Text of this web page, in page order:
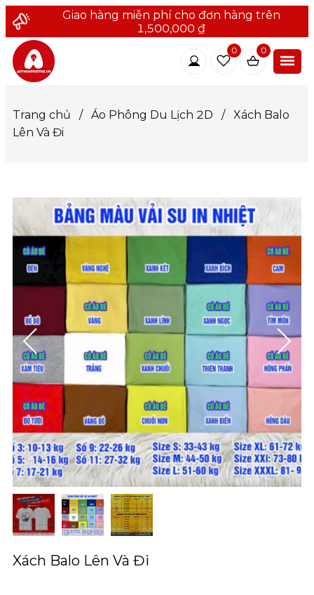
Giao hàng miễn phí cho đơn hàng trên
1,500,000 ₫
0 0
Trang chủ / Áo Phông Du Lịch 2D /
Xách Balo
Lên Và Đi
Xách Balo Lên Và Đi